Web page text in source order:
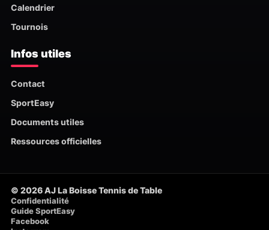
Calendrier
Tournois
Infos utiles
Contact
SportEasy
Documents utiles
Ressources officielles
© 2026 AJ La Boisse Tennis de Table
Confidentialité
Guide SportEasy
Facebook